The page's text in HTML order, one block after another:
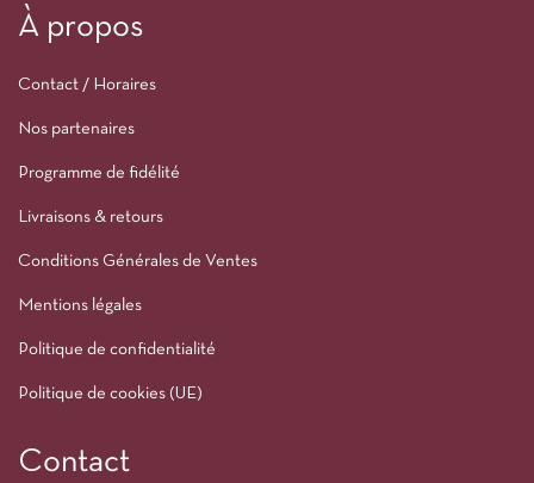
À propos
Contact / Horaires
Nos partenaires
Programme de fidélité
Livraisons & retours
Conditions Générales de Ventes
Mentions légales
Politique de confidentialité
Politique de cookies (UE)
Contact